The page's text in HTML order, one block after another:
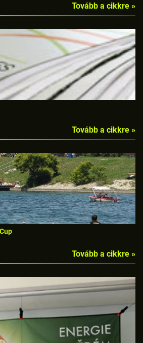
Tovább a cikkre »
Tovább a cikkre »
Tovább a cikkre »